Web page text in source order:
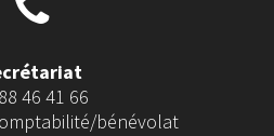
46 41 66
bénévolat